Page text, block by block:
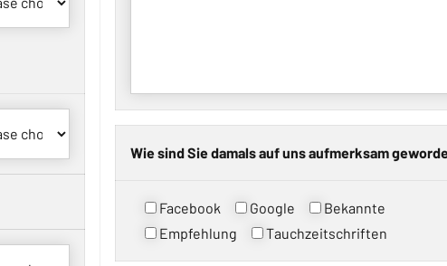
Wie sind Sie damals auf uns aufmerksam
Facebook Google
Bekannte
Empfehlung
Tauchzeitschriften